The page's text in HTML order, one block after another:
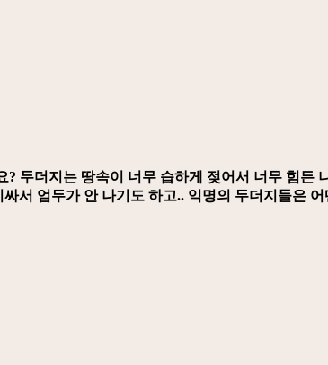
두더지는 땅속이 너무 습하게 젖어서 너무 힘든
서 엄두가 안 나기도 하고.. 익명의 두더지들은 어